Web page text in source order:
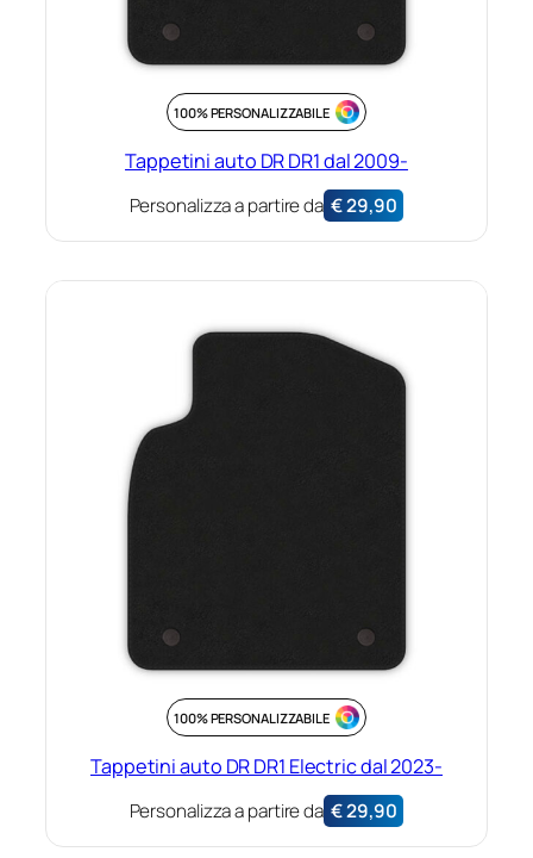
100% PERSONALIZZABILE
Tappetini auto DR DR1 dal 2009-
Personalizza a partire da €29,90
100% PERSONALIZZABILE
Tappetini auto DR DR1 Electric dal 2023-
Personalizza a partire da €29,90